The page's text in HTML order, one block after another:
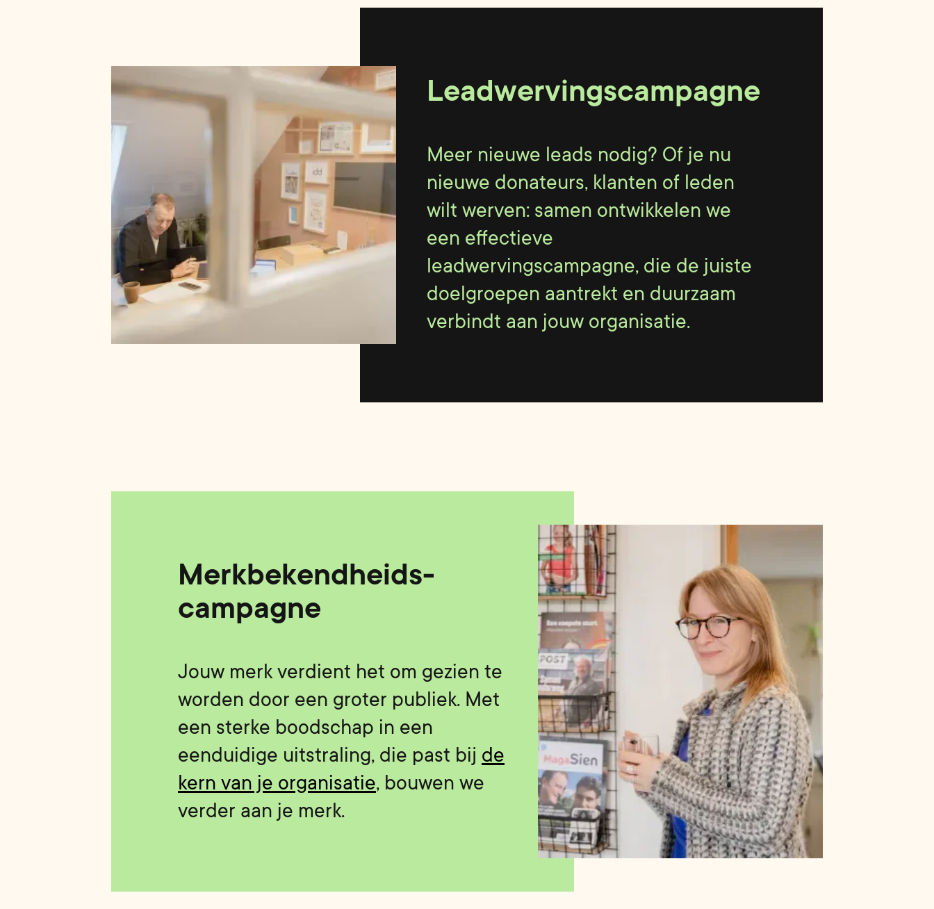
Leadwervingscampagne
Meer nieuwe leads nodig? Of je nu
nieuwe donateurs, klanten of leden
wilt werven: samen ontwikkelen we
een effectieve
leadwervingscampagne, die de juiste
doelgroepen aantrekt en duurzaam
verbindt aan jouw organisatie.
Merkbekendheids­
campagne
Jouw merk verdient het om gezien te
worden door een groter publiek. Met
een sterke boodschap in een
eenduidige uitstraling, die past bij de
kern van je organisatie, bouwen we
verder aan je merk.